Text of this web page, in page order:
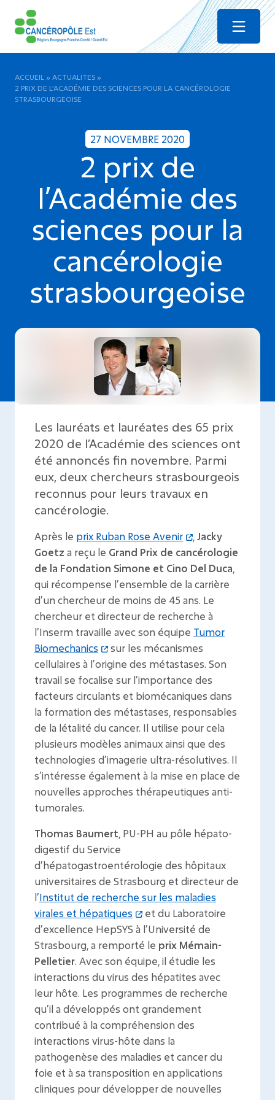
Menu
ACCUEIL » ACTUALITES »
2 PRIX DE L’ACADÉMIE DES SCIENCES POUR LA CANCÉROLOGIE
STRASBOURGEOISE
27 NOVEMBRE 2020
2 prix de
l’Académie des
sciences pour la
cancérologie
strasbourgeoise
Les lauréats et lauréates des 65 prix
2020 de l’Académie des sciences ont
été annoncés fin novembre. Parmi
eux, deux chercheurs strasbourgeois
reconnus pour leurs travaux en
cancérologie.
Après le prix Ruban Rose Avenir
Jacky
Goetz a reçu le Grand Prix de cancérologie
de la Fondation Simone et Cino Del Duca
qui récompense l’ensemble de la carrière
d’un chercheur de moins de 45 ans. Le
chercheur et directeur de recherche à
l’Inserm travaille avec son équipe Tumor
Biomechanics
sur les mécanismes
cellulaires à l’origine des métastases. Son
travail se focalise sur l’importance des
facteurs circulants et biomécaniques dans
la formation des métastases, responsables
de la létalité du cancer. Il utilise pour cela
plusieurs modèles animaux ainsi que des
technologies d’imagerie ultra-résolutives. Il
s’intéresse également à la mise en place de
nouvelles approches thérapeutiques anti-
tumorales.
Thomas Baumert , PU-PH au pôle hépato-
digestif du Service
d’hépatogastroentérologie des hôpitaux
universitaires de Strasbourg et directeur de
l’Institut de recherche sur les maladies
virales et hépatiques
et du Laboratoire
d’excellence HepSYS à l’Université de
Strasbourg, a remporté le prix Mémain-
Pelletier. Avec son équipe, il étudie les
interactions du virus des hépatites avec
leur hôte. Les programmes de recherche
qu’il a développés ont grandement
contribué à la compréhension des
interactions virus-hôte dans la
pathogenèse des maladies et cancer du
foie et à sa transposition en applications
cliniques pour développer de nouvelles